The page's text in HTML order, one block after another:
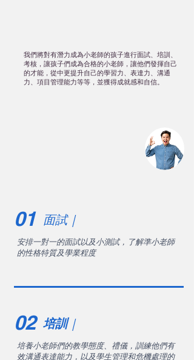
我們將對有潛力成為小老師的孩子進行面試、培訓、
考核，讓孩子們成為合格的小老師，讓他們發揮自己
的才能，從中更提升自己的學習力、表達力、溝通
力、項目管理能力等等，並獲得成就感和自信。
01 面試｜
安排一對一的面試以及小測試，了解準小老師
的性格特質及學業程度
02 培訓｜
培養小老師們的教學態度、禮儀，訓練他們有
效溝通表達能力，以及學生管理和危機處理的